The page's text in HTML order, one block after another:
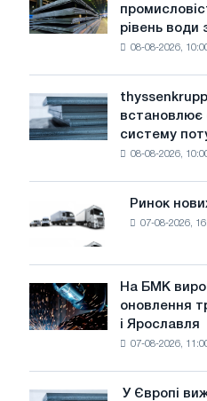
з
викидів
сталеливарна
промисловість
води
загрожує
рівень води
08-08-2026,
thyssenkrupp
Rasselstein
встановлює
фотоелектричну
цілей
декарбонізації
встановлює
систему
08-08-2026,
Ринок
нових
вантажівок
у
липні
Ринок
07-08-2026,
На
БМК
виробили
На БМК
оновлення
і Ярославля
07-08-2026,
У Європі